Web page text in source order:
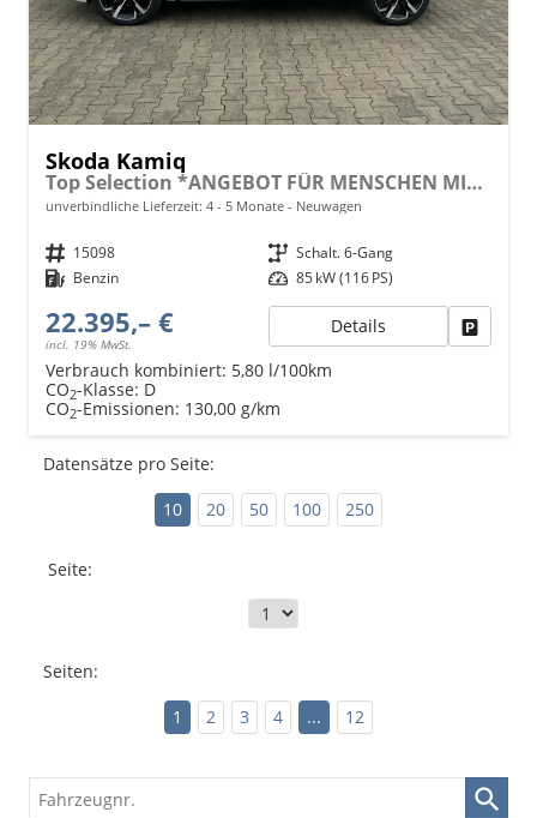
Skoda Kamiq
Top Selection *ANGEBOT FÜR MENSCHEN MIT BEHINDERUNG AB 50%! 1.0 TSI 115PS, 16"-Leichtmetallräder, Climatronic, Sitzheizung, Parksensoren hinten, SunSet, LED-Scheinwerfer, Tempomat, Infotainment 8", SmartLink (Navi-Funktion über Smartphone), M-Lederlenkrad beheizt, V
unverbindliche Lieferzeit: 4 - 5 Monate Neuwagen
Fahrzeugnr. 15098 Getriebe Schalt. 6-Gang
Kraftstoff Benzin Leistung 85 kW (116 PS)
22.395,– €
incl. 19% MwSt.
Details
Verbrauch kombiniert: 5,80 l/100km
CO2-Klasse: D
CO2-Emissionen: 130,00 g/km
Datensätze pro Seite:
10
20 50 100 250
Seite:
Seiten:
1
2 3 4 ... 12
Fahrzeugnr.